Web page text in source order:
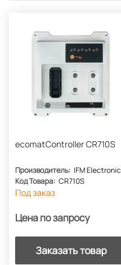
ecomatController CR710S
Производитель: IFM Electronic
Код Товара: CR710S
Под заказ
Цена по запросу
Заказать товар